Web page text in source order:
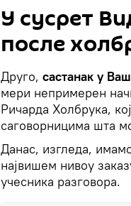
У сусрет
после
Друго, састанак у
мери непримерен
Ричарда Холбрука,
саговорницима шта
Данас, изгледа,
највишем нивоу
учесника разговора.